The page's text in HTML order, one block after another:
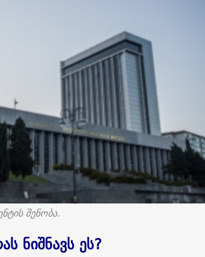
შენობა.
ნიშნავს ეს?